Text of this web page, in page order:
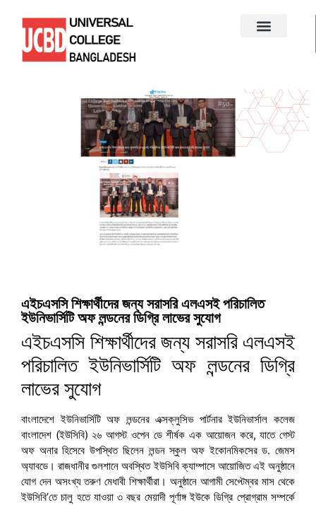
এইচএসসি শিক্ষার্থীদের জন্য সরাসরি এলএসই পরিচালিত
ইউনিভার্সিটি অফ লন্ডনের ডিগ্রি লাভের সুযোগ
এইচএসসি শিক্ষার্থীদের জন্য সরাসরি এলএসই
পরিচালিত ইউনিভার্সিটি অফ লন্ডনের ডিগ্রি
লাভের সুযোগ
বাংলাদেশে ইউনিভার্সিটি অফ লন্ডনের এক্সক্লুসিভ পার্টনার ইউনিভার্সাল কলেজ
বাংলাদেশ (ইউসিবি) ২৬ আগস্ট ওপেন ডে শীর্ষক এক আয়োজন করে, যাতে গেস্ট
অফ অনার হিসেবে উপস্থিত ছিলেন লন্ডন স্কুল অফ ইকোনমিকসের ড. জেমস
অ্যাবডে। রাজধানীর গুলশানে অবস্থিত ইউসিবি ক্যাম্পাসে আয়োজিত এই অনুষ্ঠানে
যোগ দেন অসংখ্য তরুণ মেধাবী শিক্ষার্থীরা। অনুষ্ঠানে আগামী সেপ্টেম্বর মাস থেকে
ইউসিবি’তে চালু হতে যাওয়া ৩ বছর মেয়াদী পূর্ণাঙ্গ ইউকে ডিগ্রি প্রোগ্রাম সম্পর্কে